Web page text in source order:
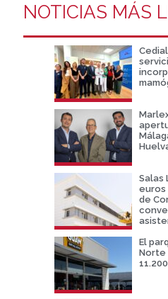
NOTICIAS MÁS
Salas
euros
de
El
Norte